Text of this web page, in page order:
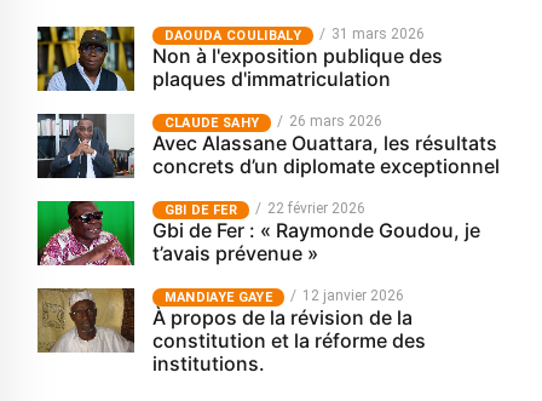
‎DAOUDA COULIBALY 31 mars 2026
Non à l'exposition publique des
plaques d'immatriculation
CLAUDE SAHY 26 mars 2026
Avec Alassane Ouattara, les résultats
concrets d’un diplomate exceptionnel
GBI DE FER 22 février 2026
Gbi de Fer : « Raymonde Goudou, je
t’avais prévenue »
MANDIAYE GAYE 12 janvier 2026
À propos de la révision de la
constitution et la réforme des
institutions.